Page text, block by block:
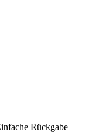
Rückgabe